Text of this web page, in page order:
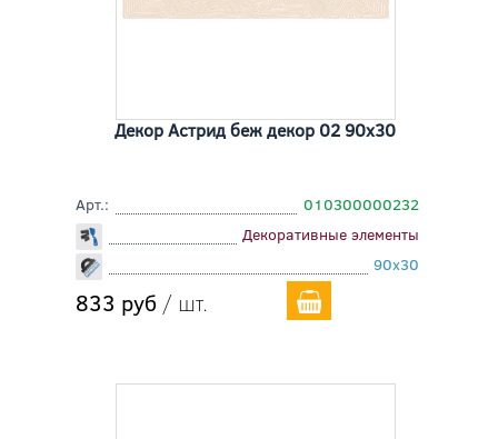
Декор Астрид беж декор 02 90x30
Арт.:
010300000232
Декоративные элементы
90x30
833 руб / шт.